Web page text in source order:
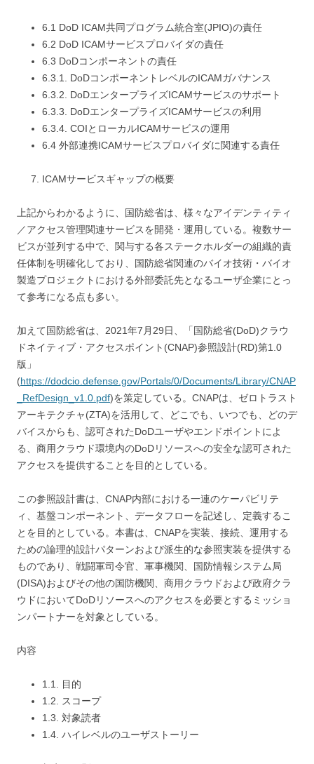
6.1 DoD ICAM共同プログラム統合室(JPIO)の責任
6.2 DoD ICAMサービスプロバイダの責任
6.3 DoDコンポーネントの責任
6.3.1. DoDコンポーネントレベルのICAMガバナンス
6.3.2. DoDエンタープライズICAMサービスのサポート
6.3.3. DoDエンタープライズICAMサービスの利用
6.3.4. COIとローカルICAMサービスの運用
6.4 外部連携ICAMサービスプロバイダに関連する責任
ICAMサービスギャップの概要
上記からわかるように、国防総省は、様々なアイデンティティ
／アクセス管理関連サービスを開発・運用している。複数サー
ビスが並列する中で、関与する各ステークホルダーの組織的責
任体制を明確化しており、国防総省関連のバイオ技術・バイオ
製造プロジェクトにおける外部委託先となるユーザ企業にとっ
て参考になる点も多い。
加えて国防総省は、2021年7月29日、「国防総省(DoD)クラウ
ドネイティブ・アクセスポイント(CNAP)参照設計(RD)第1.0
版」
(https://dodcio.defense.gov/Portals/0/Documents/Library/CNAP
_RefDesign_v1.0.pdf)を策定している。CNAPは、ゼロトラスト
アーキテクチャ(ZTA)を活用して、どこでも、いつでも、どのデ
バイスからも、認可されたDoDユーザやエンドポイントによ
る、商用クラウド環境内のDoDリソースへの安全な認可された
アクセスを提供することを目的としている。
この参照設計書は、CNAP内部における一連のケーパビリテ
ィ、基盤コンポーネント、データフローを記述し、定義するこ
とを目的としている。本書は、CNAPを実装、接続、運用する
ための論理的設計パターンおよび派生的な参照実装を提供する
ものであり、戦闘軍司令官、軍事機関、国防情報システム局
(DISA)およびその他の国防機関、商用クラウドおよび政府クラ
ウドにおいてDoDリソースへのアクセスを必要とするミッショ
ンパートナーを対象としている。
内容
1.1. 目的
1.2. スコープ
1.3. 対象読者
1.4. ハイレベルのユーザストーリー